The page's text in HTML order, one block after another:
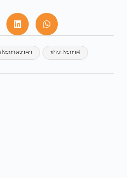
ระกวดราคา
ข่าวประกาศ